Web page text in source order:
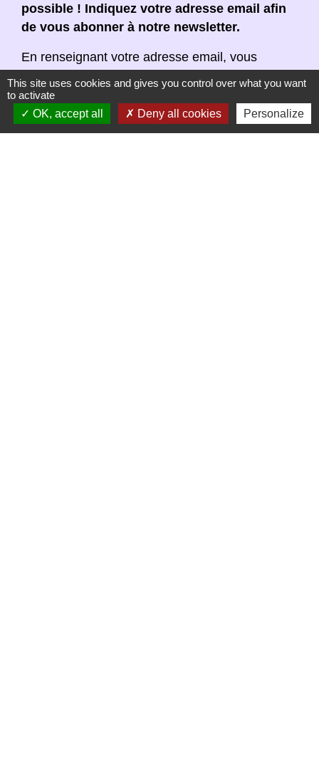
possible ! Indiquez votre adresse email afin
de vous abonner à notre newsletter.
En renseignant votre adresse email, vous
acceptez de recevoir notre newsletter par
courrier électronique. Vous pouvez vous
désinscrire à tout moment en cliquant dans un
lien de désinscription dans chaque newsletter
This site uses cookies and gives you control over what you want
to activate
OK, accept all
Deny all cookies Personalize